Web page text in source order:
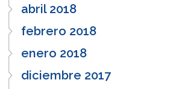
abril 2018
febrero 2018
enero 2018
diciembre 2017